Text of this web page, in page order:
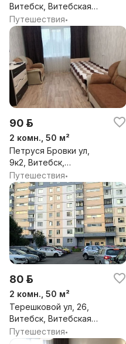
Витебск, Витебская
обл.
Путешествия•
90 р.
2 комн., 50 м²
Петруся Бровки ул,
9к2, Витебск,
Витебская обл.
Путешествия•
80 р.
2 комн., 50 м²
Терешковой ул, 26,
Витебск, Витебская
обл.
Путешествия•